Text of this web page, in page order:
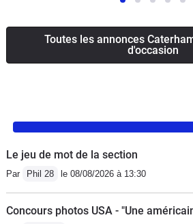
Toutes les annonces
d'occasion
Le jeu de mot de la section
Par Phil 28 le 08/08/2026 à 13:30
Concours photos USA - "Une